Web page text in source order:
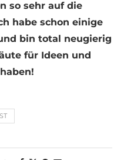
so sehr auf die
habe schon einige
bin total neugierig
für Ideen und